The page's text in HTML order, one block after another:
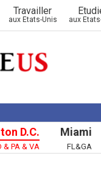
Travailler
aux Etats-Unis aux
D.C.
& PA & VA
Miami
FL&GA